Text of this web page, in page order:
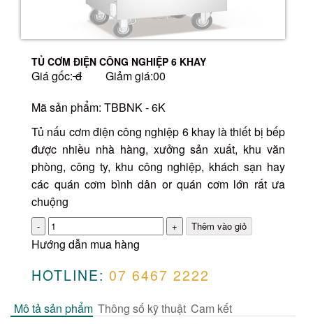
TỦ CƠM ĐIỆN CÔNG NGHIỆP 6 KHAY
Giá gốc:đ
Giảm giá:00
Mã sản phẩm: TBBNK - 6K
Tủ nấu cơm điện công nghiệp 6 khay là thiết bị bếp
được nhiều nhà hàng, xưởng sản xuất, khu văn
phòng, công ty, khu công nghiệp, khách sạn hay
các quán cơm bình dân or quán cơm lớn rất ưa
chuộng
Số
lượng
Hướng dẫn mua hàng
HOTLINE: 07 6467 2222
Mô tả sản phẩm Thông số kỹ thuật Cam kết